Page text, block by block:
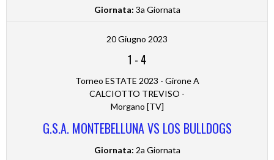
Giornata: 3a Giornata
20 Giugno 2023
1 - 4
Torneo ESTATE 2023 - Girone A
CALCIOTTO TREVISO -
Morgano [TV]
G.S.A. MONTEBELLUNA VS LOS BULLDOGS
Giornata: 2a Giornata